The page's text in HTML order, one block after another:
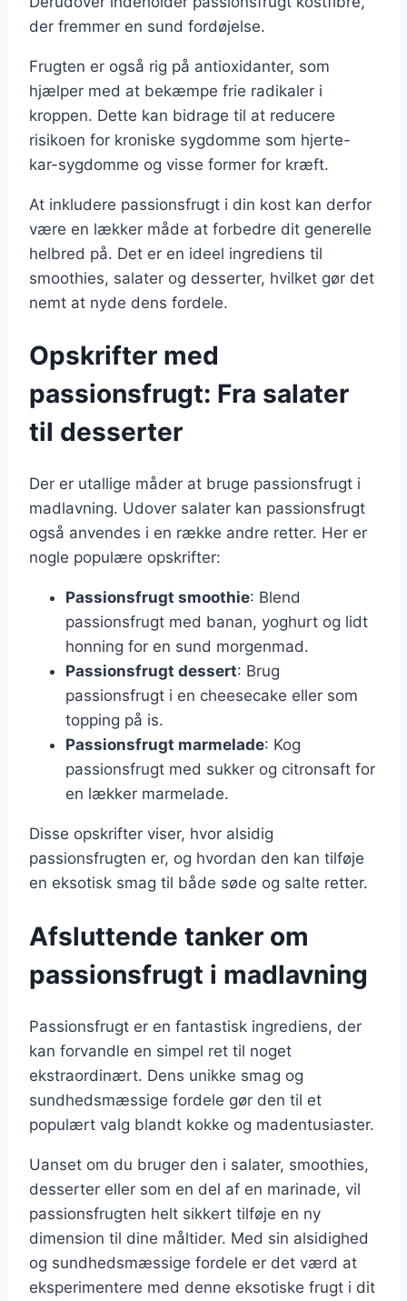
der fremmer en sund fordøjelse.
Frugten er også rig på antioxidanter, som
hjælper med at bekæmpe frie radikaler i
kroppen. Dette kan bidrage til at reducere
risikoen for kroniske sygdomme som hjerte-
kar-sygdomme og visse former for kræft.
At inkludere passionsfrugt i din kost kan derfor
være en lækker måde at forbedre dit generelle
helbred på. Det er en ideel ingrediens til
smoothies, salater og desserter, hvilket gør det
nemt at nyde dens fordele.
Opskrifter med
passionsfrugt: Fra salater
til desserter
Der er utallige måder at bruge passionsfrugt i
madlavning. Udover salater kan passionsfrugt
også anvendes i en række andre retter. Her er
nogle populære opskrifter:
Passionsfrugt smoothie: Blend
passionsfrugt med banan, yoghurt og lidt
honning for en sund morgenmad.
Passionsfrugt dessert: Brug
passionsfrugt i en cheesecake eller som
topping på is.
Passionsfrugt marmelade: Kog
passionsfrugt med sukker og citronsaft for
en lækker marmelade.
Disse opskrifter viser, hvor alsidig
passionsfrugten er, og hvordan den kan tilføje
en eksotisk smag til både søde og salte retter.
Afsluttende tanker om
passionsfrugt i madlavning
Passionsfrugt er en fantastisk ingrediens, der
kan forvandle en simpel ret til noget
ekstraordinært. Dens unikke smag og
sundhedsmæssige fordele gør den til et
populært valg blandt kokke og madentusiaster.
Uanset om du bruger den i salater, smoothies,
desserter eller som en del af en marinade, vil
passionsfrugten helt sikkert tilføje en ny
dimension til dine måltider. Med sin alsidighed
og sundhedsmæssige fordele er det værd at
eksperimentere med denne eksotiske frugt i dit